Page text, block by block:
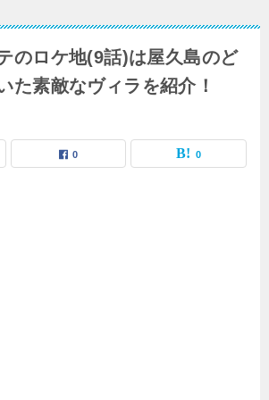
のロケ地(9話)は屋久島のど
た素敵なヴィラを紹介！
0 0